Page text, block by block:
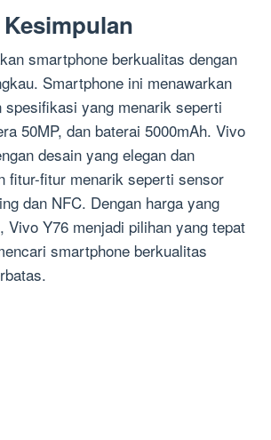
smartphone berkualitas dengan
Smartphone ini menawarkan
spesifikasi yang menarik seperti
50MP, dan baterai 5000mAh. Vivo
desain yang elegan dan
fitur-fitur menarik seperti sensor
dan NFC. Dengan harga yang
Vivo Y76 menjadi pilihan yang tepat
smartphone berkualitas